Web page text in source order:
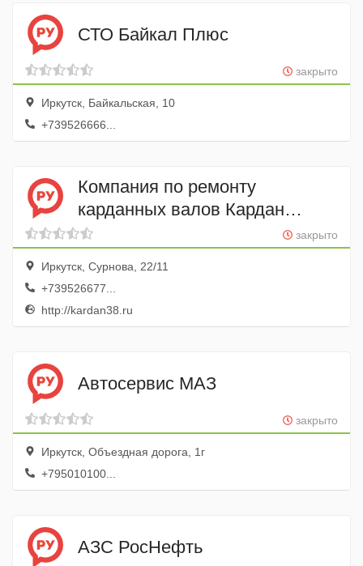
СТО Байкал Плюс
закрыто
Иркутск, Байкальская, 10
+739526666...
Компания по ремонту
карданных валов Кардан
Сервис
закрыто
Иркутск, Сурнова, 22/11
+739526677...
http://kardan38.ru
Автосервис МАЗ
закрыто
Иркутск, Объездная дорога, 1г
+795010100...
АЗС РосНефть